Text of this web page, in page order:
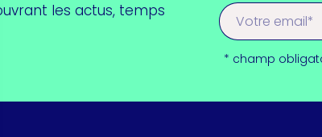
les actus, temps
* champ